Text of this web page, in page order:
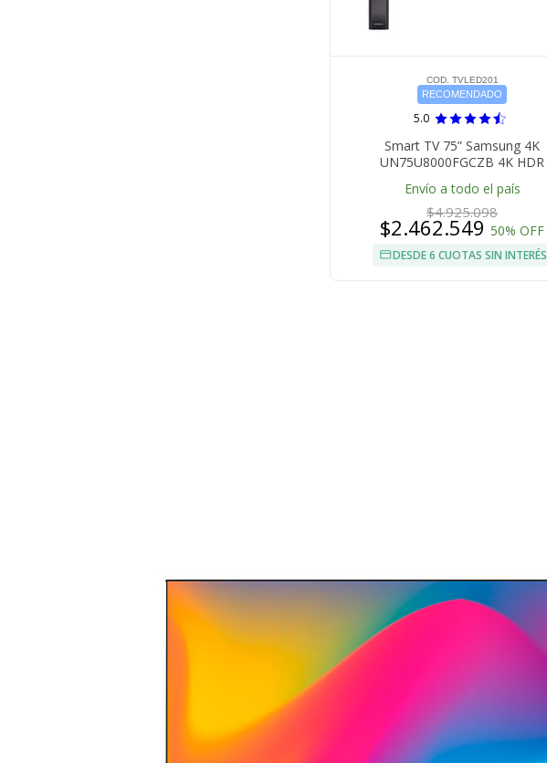
COD. TVLED201
RECOMENDADO
5.0
Smart TV 75” Samsung 4K
UN75U8000FGCZB 4K HDR
Envío a todo el país
$4.925.098
$2.462.549 50% OFF
DESDE 6 CUOTAS SIN INTERÉS